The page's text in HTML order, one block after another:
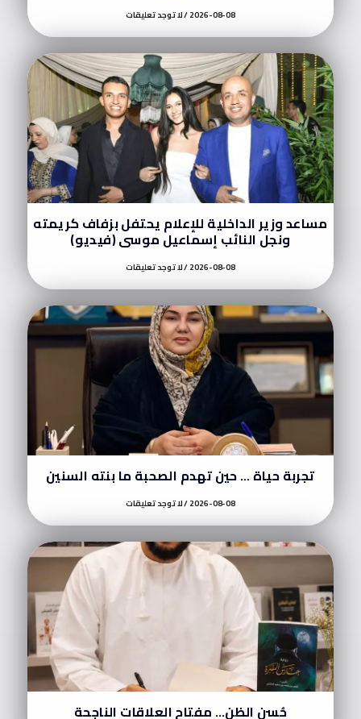
2026-08-08 لا توجد تعليقات
مساعد وزير الداخلية للإعلام يحتفل بزفاف كريمته
ونجل النائب إسماعيل موسى (فيديو)
2026-08-08 لا توجد تعليقات
تجربة حياة … حين تهدم الصحبة ما بنته السنين
2026-08-08 لا توجد تعليقات
حُسن الظن… مفتاح العلاقات الناجحة